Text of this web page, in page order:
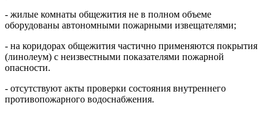
- жилые комнаты общежития не в полном объеме
оборудованы автономными пожарными извещателями;
- на коридорах общежития частично применяются покрытия
(линолеум) с неизвестными показателями пожарной
опасности.
- отсутствуют акты проверки состояния внутреннего
противопожарного водоснабжения.